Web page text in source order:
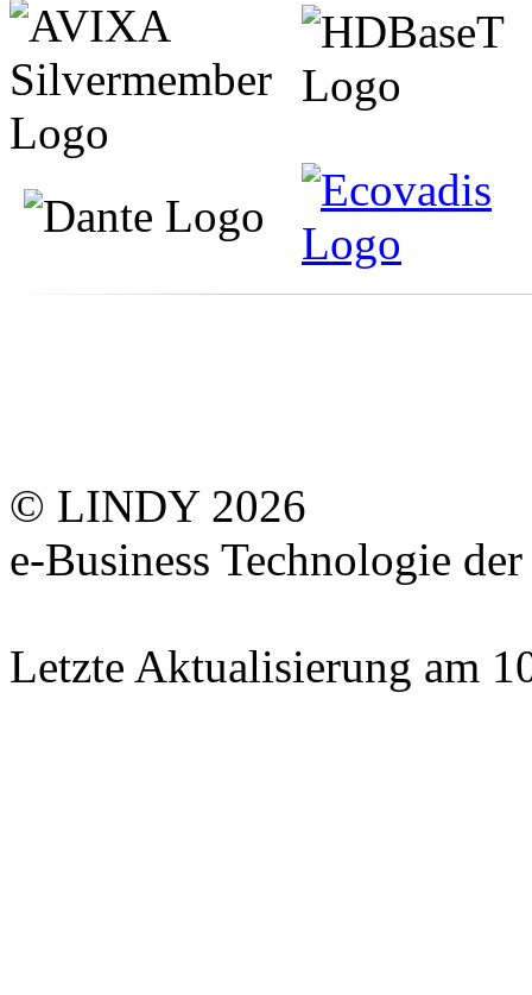
© LINDY 2026
e-Business Technologie
Letzte Aktualisierung am